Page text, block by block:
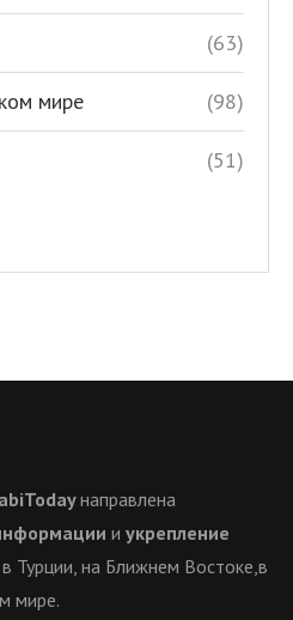
(63)
мире (98)
(51)
направлена
и укрепление
в Турции, на Ближнем Востоке,в
мире.